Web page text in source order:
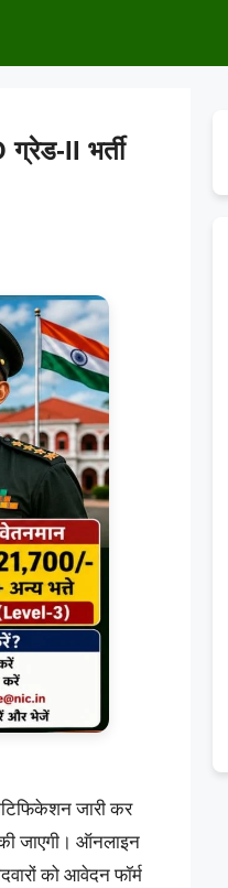
II भर्ती
जारी कर
की जाएगी। ऑनलाइन
को आवेदन फॉर्म